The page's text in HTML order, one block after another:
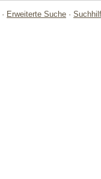
· Erweiterte Suche ·